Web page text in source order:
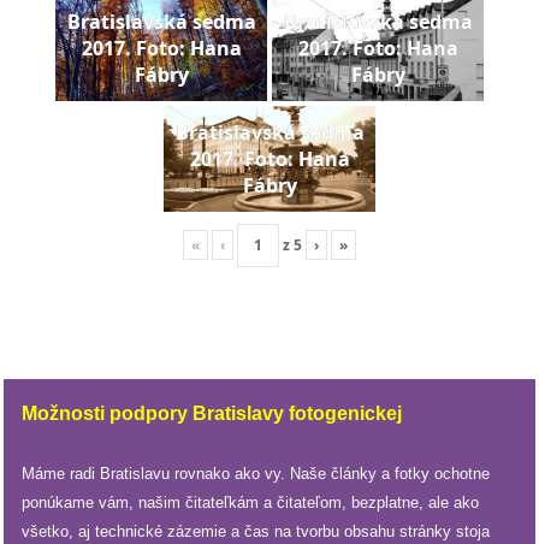
reklama
Bratislavská sedma
2017. Foto: Hana
Fábry
Bratislavská sedma
2017. Foto: Hana
Fábry
Bratislavská sedma
2017. Foto: Hana
Fábry
« ‹ z5 › »
Možnosti podpory Bratislavy fotogenickej
Máme radi Bratislavu rovnako ako vy. Naše články a fotky ochotne
ponúkame vám, našim čitateľkám a čitateľom, bezplatne, ale ako
všetko, aj technické zázemie a čas na tvorbu obsahu stránky stoja